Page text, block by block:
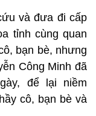
và đưa đi cấp
tỉnh cùng quan
bạn bè, nhưng
Công Minh đã
để lại niềm
cô, bạn bè và